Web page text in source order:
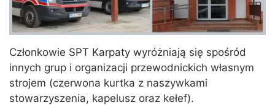
Członkowie SPT Karpaty wyróżniają się spośród
innych grup i organizacji przewodnickich własnym
strojem (czerwona kurtka z naszywkami
stowarzyszenia, kapelusz oraz kełef).